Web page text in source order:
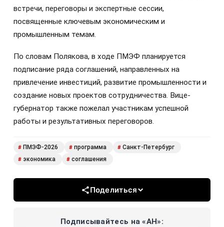
встречи, переговоры и экспертные сессии,
посвященные ключевым экономическим и
промышленным темам.
По словам Полякова, в ходе ПМЭФ планируется
подписание ряда соглашений, направленных на
привлечение инвестиций, развитие промышленности и
создание новых проектов сотрудничества. Вице-
губернатор также пожелал участникам успешной
работы и результативных переговоров.
# ПМЭФ-2026 # программа # Санкт-Петербург
# экономика # соглашения
Поделиться
Подписывайтесь на «АН»: